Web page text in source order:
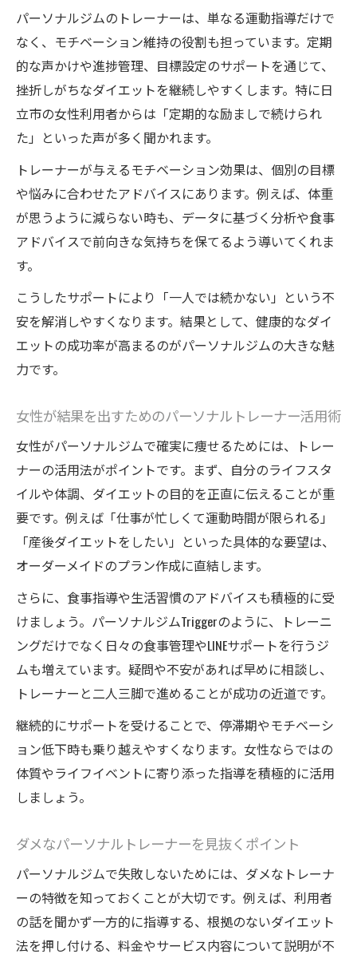
パーソナルジムのトレーナーは、単なる運動指導だけで
なく、モチベーション維持の役割も担っています。定期
的な声かけや進捗管理、目標設定のサポートを通じて、
挫折しがちなダイエットを継続しやすくします。特に日
立市の女性利用者からは「定期的な励ましで続けられ
た」といった声が多く聞かれます。
トレーナーが与えるモチベーション効果は、個別の目標
や悩みに合わせたアドバイスにあります。例えば、体重
が思うように減らない時も、データに基づく分析や食事
アドバイスで前向きな気持ちを保てるよう導いてくれま
す。
こうしたサポートにより「一人では続かない」という不
安を解消しやすくなります。結果として、健康的なダイ
エットの成功率が高まるのがパーソナルジムの大きな魅
力です。
女性が結果を出すためのパーソナルトレーナー活用術
女性がパーソナルジムで確実に痩せるためには、トレー
ナーの活用法がポイントです。まず、自分のライフスタ
イルや体調、ダイエットの目的を正直に伝えることが重
要です。例えば「仕事が忙しくて運動時間が限られる」
「産後ダイエットをしたい」といった具体的な要望は、
オーダーメイドのプラン作成に直結します。
さらに、食事指導や生活習慣のアドバイスも積極的に受
けましょう。パーソナルジムTriggerのように、トレーニ
ングだけでなく日々の食事管理やLINEサポートを行うジ
ムも増えています。疑問や不安があれば早めに相談し、
トレーナーと二人三脚で進めることが成功の近道です。
継続的にサポートを受けることで、停滞期やモチベーシ
ョン低下時も乗り越えやすくなります。女性ならではの
体質やライフイベントに寄り添った指導を積極的に活用
しましょう。
ダメなパーソナルトレーナーを見抜くポイント
パーソナルジムで失敗しないためには、ダメなトレーナ
ーの特徴を知っておくことが大切です。例えば、利用者
の話を聞かず一方的に指導する、根拠のないダイエット
法を押し付ける、料金やサービス内容について説明が不